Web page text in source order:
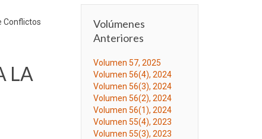
Conflictos
LA
Volúmenes
Anteriores
Volumen 57, 2025
Volumen 56(4), 2024
Volumen 56(3), 2024
Volumen 56(2), 2024
Volumen 56(1), 2024
Volumen 55(4), 2023
Volumen 55(3), 2023